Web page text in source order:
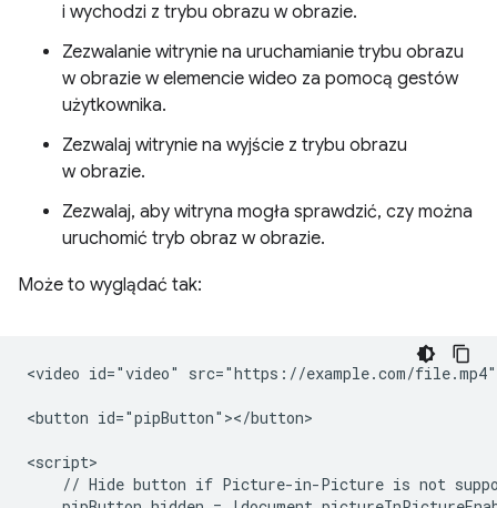
i wychodzi z trybu obrazu w obrazie.
Zezwalanie witrynie na uruchamianie trybu obrazu
w obrazie w elemencie wideo za pomocą gestów
użytkownika.
Zezwalaj witrynie na wyjście z trybu obrazu
w obrazie.
Zezwalaj, aby witryna mogła sprawdzić, czy można
uruchomić tryb obraz w obrazie.
Może to wyglądać tak:
<video id="video" src="https://example.com/
<button id="pipButton"></button>
<script>
// Hide button if Picture-in-Picture is not